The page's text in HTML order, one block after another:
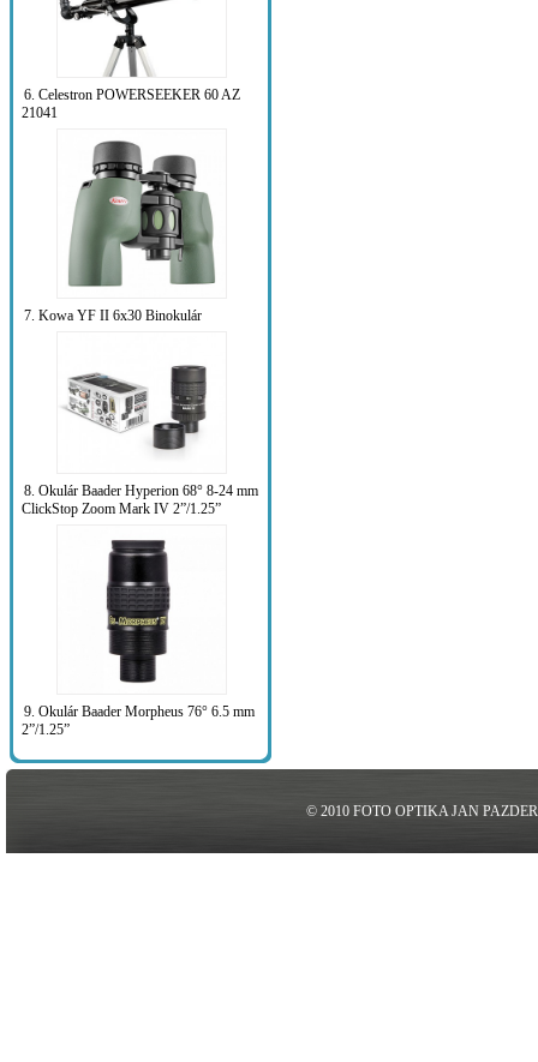
6. Celestron POWERSEEKER 60 AZ
21041
7. Kowa YF II 6x30 Binokulár
8. Okulár Baader Hyperion 68° 8-24 mm
ClickStop Zoom Mark IV 2”/1.25”
9. Okulár Baader Morpheus 76° 6.5 mm
2”/1.25”
© 2010 FOTO OPTIKA JAN